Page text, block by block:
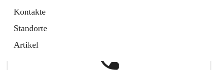
Kontakte
Standorte
Artikel